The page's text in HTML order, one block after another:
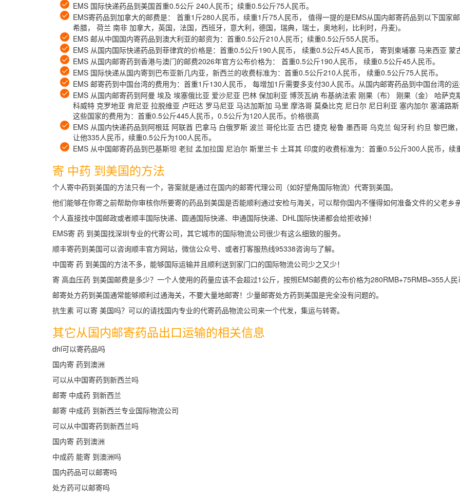
EMS 国际快递药品到美国首重0.5公斤 240人民币；续重0.5公斤75人民币。
EMS寄药品到加拿大的邮费是： 首重1斤280人民币，续重1斤75人民币， 值得一提的是EMS从国内邮寄药品到以下国家
希腊， 荷兰 南非 加拿大，英国，法国，西班牙，意大利，德国，瑞典，瑞士，奥地利，比利时，丹麦)。
EMS 邮从中国国内寄药品到澳大利亚的邮资为：首重0.5公斤210人民币；续重0.5公斤55人民币。
EMS 从国内国际快递药品到菲律宾的价格是：首重0.5公斤190人民币， 续重0.5公斤45人民币， 寄到柬埔寨 马来西亚
EMS 从国内邮寄药到香港与澳门的邮费2026年官方公布价格为： 首重0.5公斤190人民币， 续重0.5公斤45人民币。
EMS 国际快递从国内寄到巴布亚新几内亚，新西兰的收费标准为：首重0.5公斤210人民币， 续重0.5公斤75人民币。
EMS 邮寄药到中国台湾的费用为：首重1斤130人民币， 每增加1斤需要多支付30人民币。从国内邮寄药品到中国台湾的
EMS 从国内邮寄药到阿曼 埃及 埃塞俄比亚 爱沙尼亚 巴林 保加利亚 博茨瓦纳 布基纳法索 刚果（布） 刚果（金） 哈萨
科威特 克罗地亚 肯尼亚 拉脱维亚 卢旺达 罗马尼亚 马达加斯加 马里 摩洛哥 莫桑比克 尼日尔 尼日利亚 塞内加尔 塞浦路
这些国家的费用为：首重0.5公斤445人民币，0.5公斤为120人民币。价格很高
EMS 从国内快递药品到阿根廷 阿联酋 巴拿马 白俄罗斯 波兰 哥伦比亚 古巴 捷克 秘鲁 墨西哥 乌克兰 匈牙利 约旦 黎巴
让他335人民币，续重0.5公斤为100人民币。
EMS 从中国邮寄药品到巴基斯坦 老挝 孟加拉国 尼泊尔 斯里兰卡 土耳其 印度的收费标准为：首重0.5公斤300人民币，
寄 中药 到美国的方法
个人寄中药到美国的方法只有一个，答案就是通过在国内的邮寄代理公司（如好望角国际物流）代寄到美国。
他们能够在你寄之前帮助你审核你所要寄的药品到美国是否能顺利通过安检与海关，可以帮你国内不懂得如何准备文件的父老乡
个人直接找中国邮政或者顺丰国际快递、圆通国际快递、申通国际快递、DHL国际快递都会给拒收掉！
EMS寄 药 到美国找深圳专业的代寄公司，其它城市的国际物流公司很少有这么细致的服务。
顺丰寄药到美国可以咨询顺丰官方网站，微信公众号、或者打客服热线95338咨询与了解。
中国寄 药 到美国的方法不多，能够国际运输并且顺利送到家门口的国际物流公司少之又少！
寄 高血压药 到美国邮费是多少？一个人使用的药量应该不会超过1公斤，按照EMS邮费的公布价格为280RMB+75RMB=355人民
邮寄处方药到美国通常能够顺利过通海关，不要大量地邮寄！少量邮寄处方药到美国是完全没有问题的。
抗生素 可以寄 美国吗？可以的请找国内专业的代寄药品物流公司来一个代发，集运与转寄。
其它从国内邮寄药品出口运输的相关信息
dhl可以寄药品吗
国内寄 药到澳洲
可以从中国寄药到新西兰吗
邮寄 中成药 到新西兰
邮寄 中成药 到新西兰专业国际物流公司
可以从中国寄药到新西兰吗
国内寄 药到澳洲
中成药 能寄 到澳洲吗
国内药品可以邮寄吗
处方药可以邮寄吗